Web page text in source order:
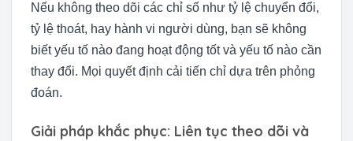
Nếu không theo dõi các chỉ số như tỷ lệ chuyển đổi,
tỷ lệ thoát, hay hành vi người dùng, bạn sẽ không
biết yếu tố nào đang hoạt động tốt và yếu tố nào cần
thay đổi. Mọi quyết định cải tiến chỉ dựa trên phỏng
đoán.
Giải pháp khắc phục: Liên tục theo dõi và